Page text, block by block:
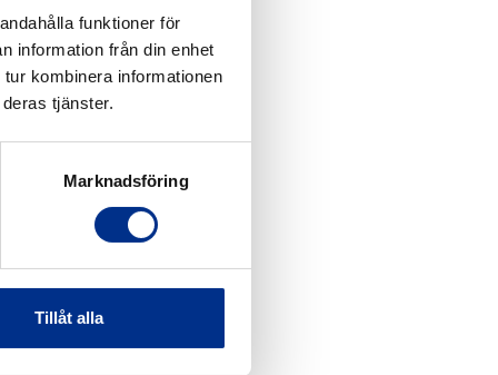
funktioner för
information från din enhet
kombinera informationen
tjänster.
Marknadsföring
Tillåt alla